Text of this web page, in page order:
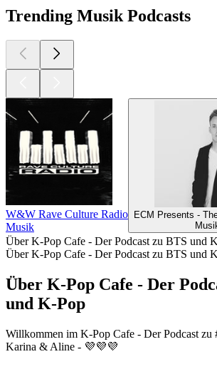
Trending Musik Podcasts
W&W Rave Culture Radio
Musik
ECM Presents -
Über K-Pop Cafe - Der Podcast zu BTS und
Über K-Pop Cafe - Der Podcast zu BTS und
Über K-Pop Cafe - Der
und K-Pop
Willkommen im K-Pop Cafe - Der Podcast
Karina & Aline - 💜💜💜